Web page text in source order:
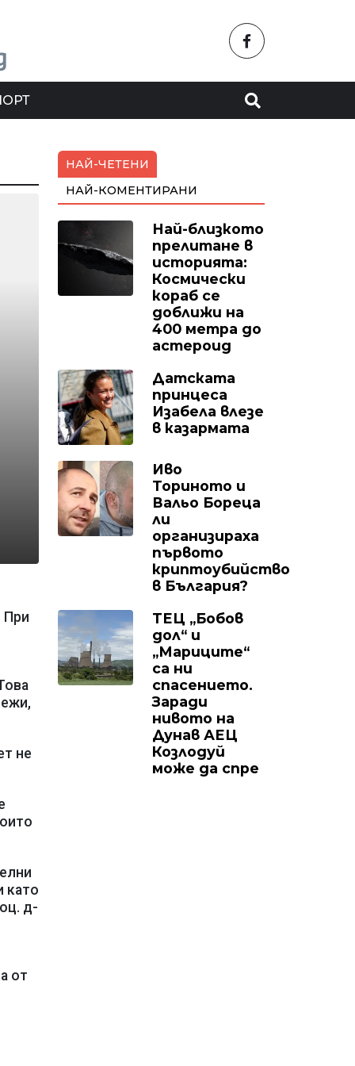
При
не
като
д-
от
НАЙ-ЧЕТЕНИ
НАЙ-КОМЕНТИРАНИ
Най-близкото
прелитане в
историята:
Космически
кораб се
доближи на
400 метра до
астероид
Датската
принцеса
Изабела влезе
в казармата
Иво
Ториното и
Вальо Бореца
ли
организираха
първото
криптоубийство
в България?
ТЕЦ „Бобов
дол“ и
„Мариците“
са ни
спасението.
Заради
нивото на
Дунав АЕЦ
Козлодуй
може да спре